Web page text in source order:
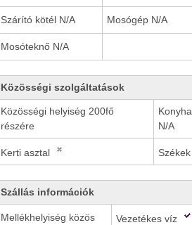
Szárító kötél N/A Mosógép N/A
Mosóteknő N/A
Közösségi szolgáltatások
Közösségi helyiség 200fő
részére
Konyha
N/A
Kerti asztal Székek
Szállás információk
Mellékhelyiség közös Vezetékes víz